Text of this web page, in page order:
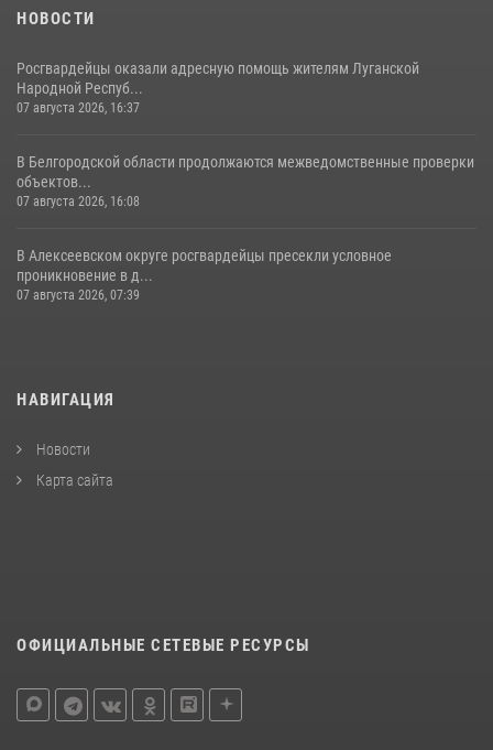
НОВОСТИ
Росгвардейцы оказали адресную помощь жителям Луганской
Народной Респуб...
07 августа 2026, 16:37
В Белгородской области продолжаются межведомственные проверки
объектов...
07 августа 2026, 16:08
В Алексеевском округе росгвардейцы пресекли условное
проникновение в д...
07 августа 2026, 07:39
НАВИГАЦИЯ
Новости
Карта сайта
ОФИЦИАЛЬНЫЕ СЕТЕВЫЕ РЕСУРСЫ